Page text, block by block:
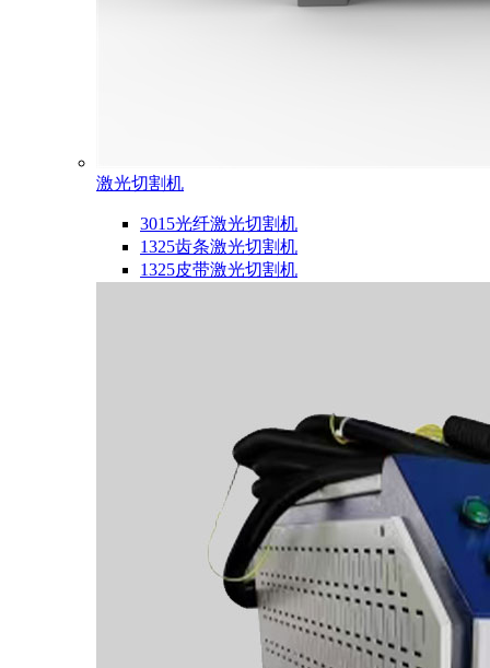
激光切割机
3015光纤激光切割机
1325齿条激光切割机
1325皮带激光切割机